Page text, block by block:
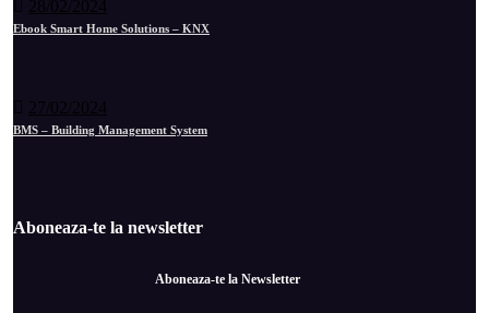
28/02/2024
Ebook Smart Home Solutions – KNX
27/02/2024
BMS – Building Management System
Aboneaza-te la newsletter
Aboneaza-te la Newsletter